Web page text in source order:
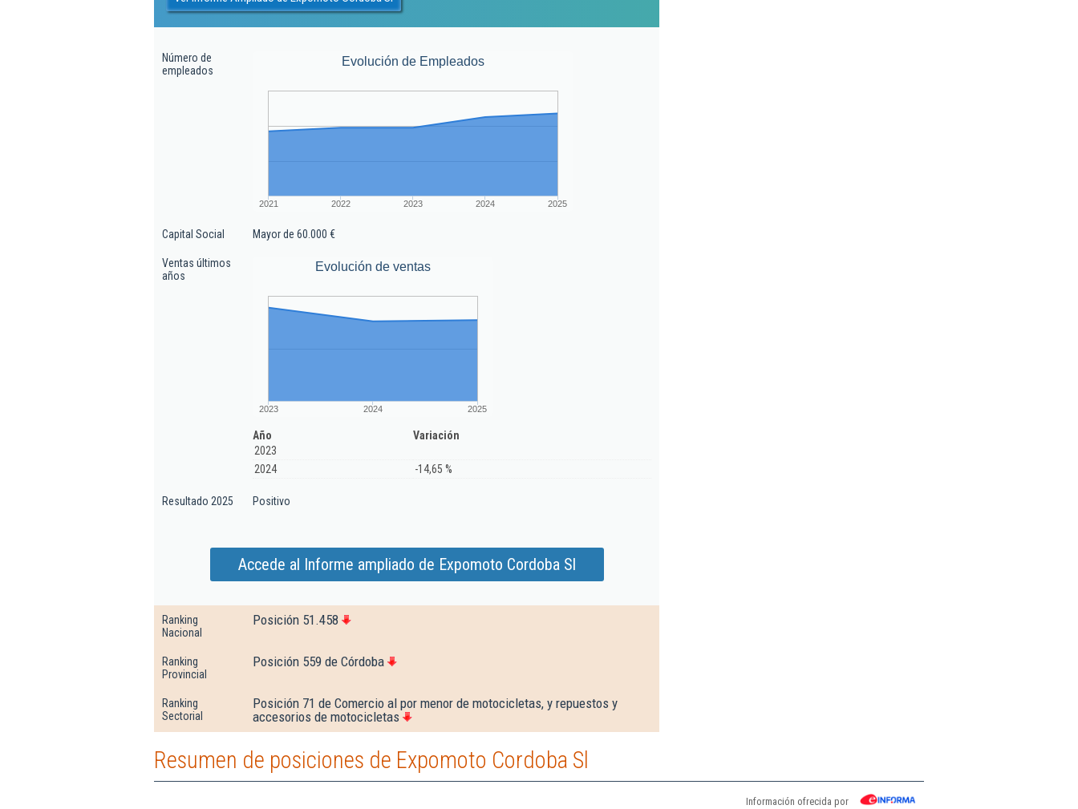
Número de
empleados
Evolución de Empleados
2021 2022 2023 2024 2025
Capital Social Mayor de 60.000 €
Ventas últimos
años
Evolución de ventas
2023 2024 2025
Año
Variación
2023
2024
-14,65 %
Resultado 2025 Positivo
Accede al Informe ampliado de Expomoto Cordoba Sl
Ranking
Nacional
Posición 51.458
Ranking
Provincial
Posición 559 de Córdoba
Ranking
Sectorial
Posición 71 de Comercio al por menor de motocicletas, y repuestos y
accesorios de motocicletas
Resumen de posiciones de Expomoto Cordoba Sl
Información ofrecida por